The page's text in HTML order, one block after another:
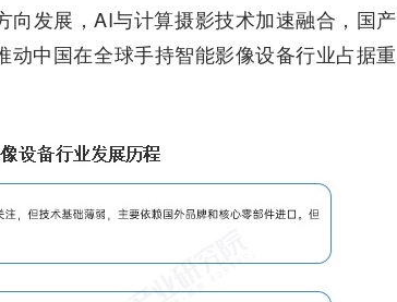
发展，AI与计算摄影技术加速融合，国产
中国在全球手持智能影像设备行业占据重